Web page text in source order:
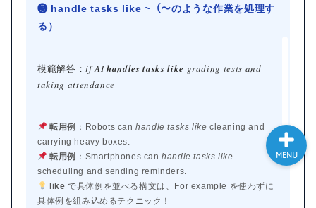
❸ handle tasks like ~（〜のような作業を処理す
る）
模範解答：if AIhandles tasks like grading tests and
taking attendance
転用例 ：Robots canhandle tasks like cleaning and
carrying heavy boxes.
転用例 ：Smartphones canhandle tasks like
scheduling and sending reminders.
like で具体例を並べる構文は、For example を使わずに
具体例を組み込めるテクニック！
MENU